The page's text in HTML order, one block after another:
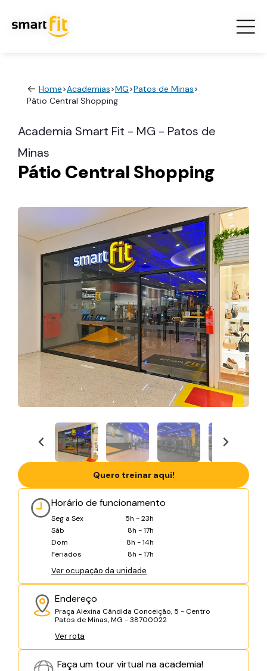
Home>Academias>MG>Patos de Minas>
Pátio Central Shopping
Academia Smart Fit - MG - Patos de
Minas
Pátio Central Shopping
Horário de funcionamento
Seg a Sex
5h - 23h
Sáb
8h - 17h
Dom
8h - 14h
Feriados
8h - 17h
Ver ocupação da unidade
Endereço
Praça Alexina Cândida Conceição, 5 - Centro
Patos de Minas, MG - 38700022
Ver rota
Faça um tour virtual na academia!
Quero treinar aqui!